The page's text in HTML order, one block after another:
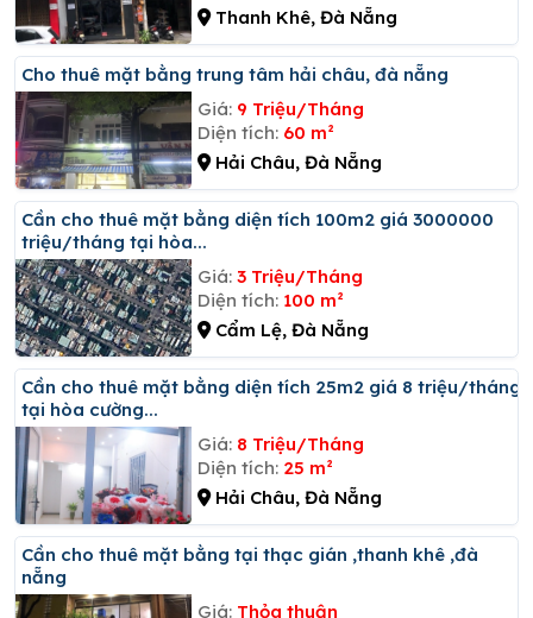
Thanh Khê, Đà Nẵng
Cho thuê mặt bằng trung tâm hải châu, đà nẵng
Giá: 9 Triệu/Tháng
Diện tích: 60 m²
Hải Châu, Đà Nẵng
Cần cho thuê mặt bằng diện tích 100m2 giá 3000000
triệu/tháng tại hòa...
Giá: 3 Triệu/Tháng
Diện tích: 100 m²
Cẩm Lệ, Đà Nẵng
Cần cho thuê mặt bằng diện tích 25m2 giá 8 triệu/tháng
tại hòa cường...
Giá: 8 Triệu/Tháng
Diện tích: 25 m²
Hải Châu, Đà Nẵng
Cần cho thuê mặt bằng tại thạc gián ,thanh khê ,đà
nẵng
Giá: Thỏa thuận